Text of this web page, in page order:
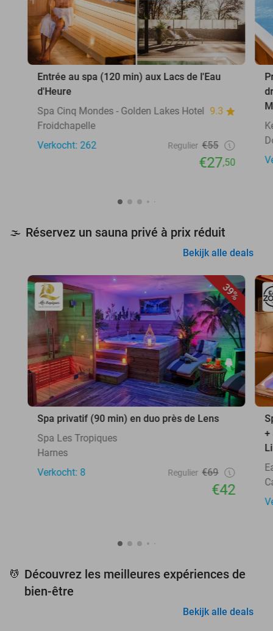
Entrée au spa (120 min) aux Lacs de l'Eau
d'Heure
Spa Cinq Mondes - Golden Lakes Hotel
9.3
Froidchapelle
Verkocht: 262
Regulier €55
€27,50
🌫️ Réservez un sauna privé à prix réduit
Bekijk alle deals
39%
Spa privatif (90 min) en duo près de Lens
Spa Les Tropiques
Harnes
Verkocht: 8
Regulier €69
€42
+
💆 Découvrez les meilleures expériences de
bien-être
Bekijk alle deals